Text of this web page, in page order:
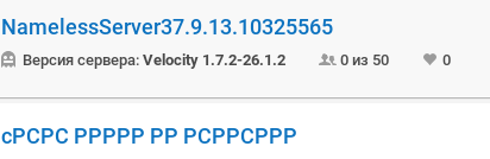
NamelessServer37.9.13.10325565
Версия сервера: Velocity 1.7.2-26.1.2 0 из 50 0
cРСРС РРРРР РР РСРРСРРР